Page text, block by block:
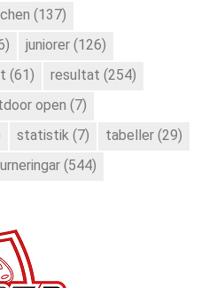
(137)
juniorer (126)
(61) resultat (254)
open (7)
statistik (7) tabeller (29)
(544)